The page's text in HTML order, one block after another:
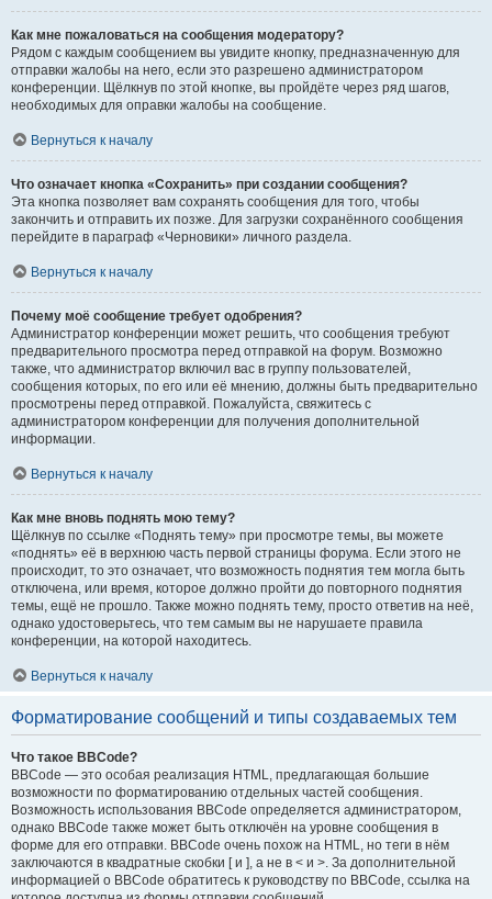
Как мне пожаловаться на сообщения модератору?
Рядом с каждым сообщением вы увидите кнопку, предназначенную для
отправки жалобы на него, если это разрешено администратором
конференции. Щёлкнув по этой кнопке, вы пройдёте через ряд шагов,
необходимых для оправки жалобы на сообщение.
Вернуться к началу
Что означает кнопка «Сохранить» при создании сообщения?
Эта кнопка позволяет вам сохранять сообщения для того, чтобы
закончить и отправить их позже. Для загрузки сохранённого сообщения
перейдите в параграф «Черновики» личного раздела.
Вернуться к началу
Почему моё сообщение требует одобрения?
Администратор конференции может решить, что сообщения требуют
предварительного просмотра перед отправкой на форум. Возможно
также, что администратор включил вас в группу пользователей,
сообщения которых, по его или её мнению, должны быть предварительно
просмотрены перед отправкой. Пожалуйста, свяжитесь с
администратором конференции для получения дополнительной
информации.
Вернуться к началу
Как мне вновь поднять мою тему?
Щёлкнув по ссылке «Поднять тему» при просмотре темы, вы можете
«поднять» её в верхнюю часть первой страницы форума. Если этого не
происходит, то это означает, что возможность поднятия тем могла быть
отключена, или время, которое должно пройти до повторного поднятия
темы, ещё не прошло. Также можно поднять тему, просто ответив на неё,
однако удостоверьтесь, что тем самым вы не нарушаете правила
конференции, на которой находитесь.
Вернуться к началу
Форматирование сообщений и типы создаваемых тем
Что такое BBCode?
BBCode — это особая реализация HTML, предлагающая большие
возможности по форматированию отдельных частей сообщения.
Возможность использования BBCode определяется администратором,
однако BBCode также может быть отключён на уровне сообщения в
форме для его отправки. BBCode очень похож на HTML, но теги в нём
заключаются в квадратные скобки [ и ], а не в < и >. За дополнительной
информацией о BBCode обратитесь к руководству по BBCode, ссылка на